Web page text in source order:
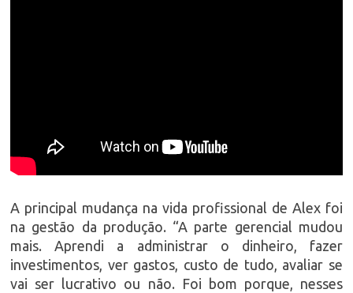
A principal mudança na vida profissional de Alex foi
na gestão da produção. “A parte gerencial mudou
mais. Aprendi a administrar o dinheiro, fazer
investimentos, ver gastos, custo de tudo, avaliar se
vai ser lucrativo ou não. Foi bom porque, nesses